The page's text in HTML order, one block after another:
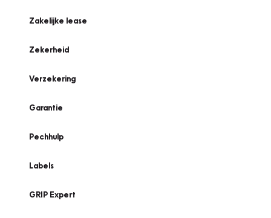
Zakelijke lease
Zekerheid
Verzekering
Garantie
Pechhulp
Labels
GRIP Expert